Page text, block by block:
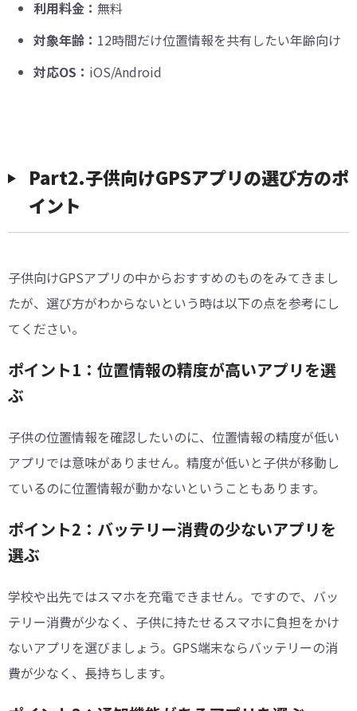
利用料金： 無料
対象年齢： 12時間だけ位置情報を共有したい年齢向け
対応OS： iOS/Android
Part2.子供向けGPSアプリの選び方のポ
イント
子供向けGPSアプリの中からおすすめのものをみてきまし
たが、選び方がわからないという時は以下の点を参考にし
てください。
ポイント1：位置情報の精度が高いアプリを選
ぶ
子供の位置情報を確認したいのに、位置情報の精度が低い
アプリでは意味がありません。精度が低いと子供が移動し
ているのに位置情報が動かないということもあります。
ポイント2：バッテリー消費の少ないアプリを
選ぶ
学校や出先ではスマホを充電できません。ですので、バッ
テリー消費が少なく、子供に持たせるスマホに負担をかけ
ないアプリを選びましょう。GPS端末ならバッテリーの消
費が少なく、長持ちします。